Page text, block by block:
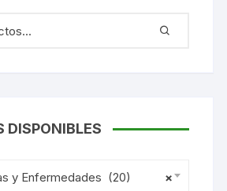
DISPONIBLES
×
y Enfermedades (20)